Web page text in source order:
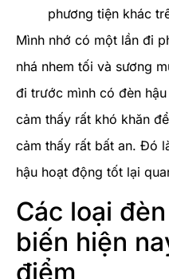
phương tiện khác
Mình nhớ có một lần đi
nhá nhem tối và sương
đi trước mình có đèn
cảm thấy rất khó khăn
cảm thấy rất bất an. Đó
hậu hoạt động tốt lại
Các loại
biến hiện
điểm